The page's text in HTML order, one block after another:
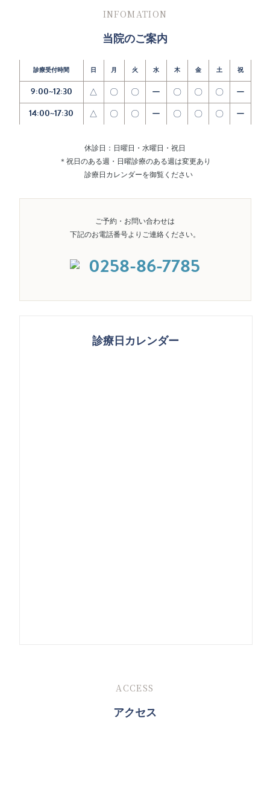
INFOMATION
当院のご案内
診療受付時間 日 月 火 水 木 金 土 祝
9:00~12:30 △ 〇 〇 ー 〇 〇 〇 ー
14:00~17:30 △ 〇 〇 ー 〇 〇 〇 ー
休診日：日曜日・水曜日・祝日
＊祝日のある週・日曜診療のある週は変更あり
診療日カレンダーを御覧ください
ご予約・お問い合わせは
下記のお電話番号よりご連絡ください。
0258-86-7785
診療日カレンダー
ACCESS
アクセス